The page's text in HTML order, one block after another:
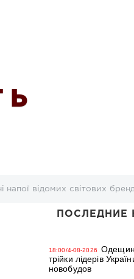
Ь
відомих світових
ПОСЛЕДНИЕ
18:00/4-08-2026
трійки лідерів
новобудов